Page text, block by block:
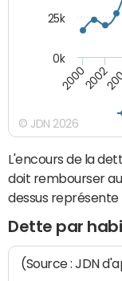
20002002
0k
25k
© JDN 2026
L'encours de la
doit rembourser
dessus représente
Dette par
(Source : JDN